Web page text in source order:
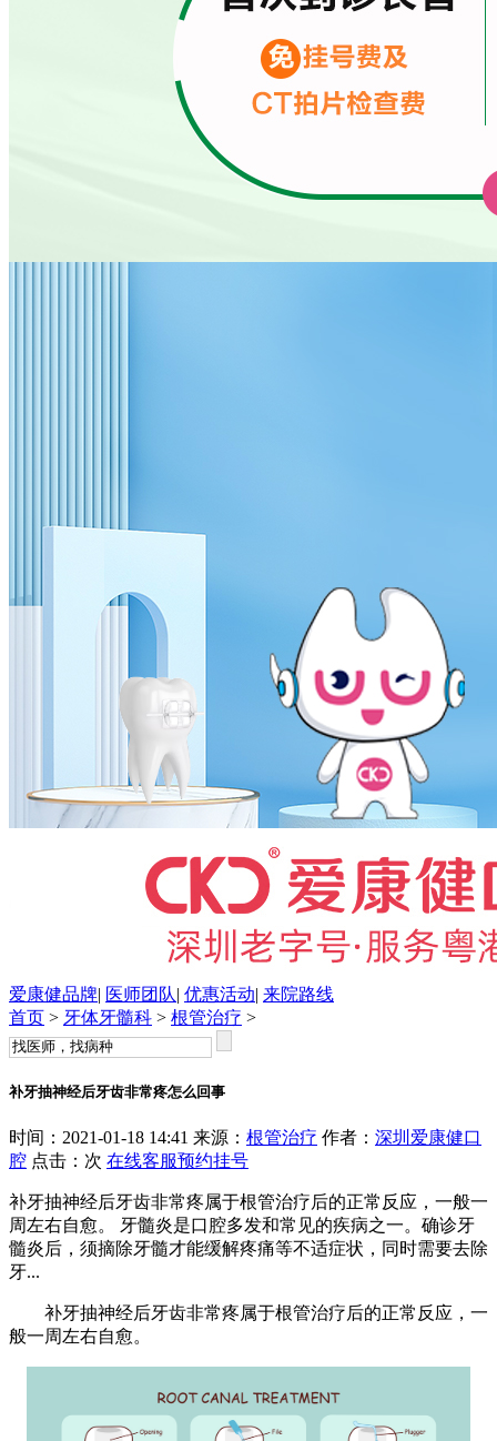
爱康健品牌| 医师团队| 优惠活动| 来院路线
首页 > 牙体牙髓科 > 根管治疗 >
补牙抽神经后牙齿非常疼怎么回事
时间：2021-01-18 14:41 来源： 根管治疗 作者： 深圳爱康健口
腔 点击： 次 在线客服预约挂号
补牙抽神经后牙齿非常疼属于根管治疗后的正常反应，一般一
周左右自愈。 牙髓炎是口腔多发和常见的疾病之一。确诊牙
髓炎后，须摘除牙髓才能缓解疼痛等不适症状，同时需要去除
牙...
补牙抽神经后牙齿非常疼属于根管治疗后的正常反应，一
般一周左右自愈。